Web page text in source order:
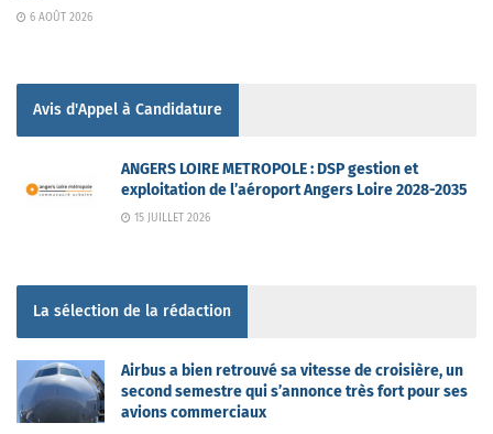
6 AOÛT 2026
Avis d'Appel à Candidature
ANGERS LOIRE METROPOLE : DSP gestion et
exploitation de l’aéroport Angers Loire 2028-2035
15 JUILLET 2026
La sélection de la rédaction
Airbus a bien retrouvé sa vitesse de croisière, un
second semestre qui s’annonce très fort pour ses
avions commerciaux